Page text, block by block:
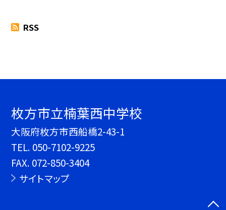
RSS
枚方市立楠葉西中学校
大阪府枚方市西船橋2-43-1
TEL. 050-7102-9225
FAX. 072-850-3404
サイトマップ